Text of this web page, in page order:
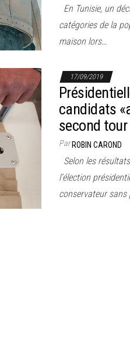
En Tunisie, un
catégories de la
maison lors…
17/09/2019
candidats
second tour
ParROBIN CAROND
Selon les
l’élection
conservateur sans